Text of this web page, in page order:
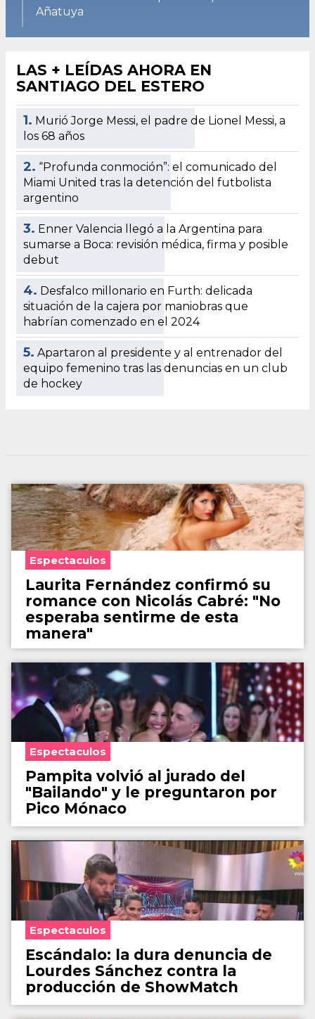
Añatuya
LAS + LEÍDAS AHORA EN
SANTIAGO DEL ESTERO
1. Murió Jorge Messi, el padre de Lionel Messi, a
los 68 años
2. “Profunda conmoción”: el comunicado del
Miami United tras la detención del futbolista
argentino
3. Enner Valencia llegó a la Argentina para
sumarse a Boca: revisión médica, firma y posible
debut
4. Desfalco millonario en Furth: delicada
situación de la cajera por maniobras que
habrían comenzado en el 2024
5. Apartaron al presidente y al entrenador del
equipo femenino tras las denuncias en un club
de hockey
Espectaculos
Laurita Fernández confirmó su
romance con Nicolás Cabré: "No
esperaba sentirme de esta
manera"
Espectaculos
Pampita volvió al jurado del
"Bailando" y le preguntaron por
Pico Mónaco
Espectaculos
Escándalo: la dura denuncia de
Lourdes Sánchez contra la
producción de ShowMatch